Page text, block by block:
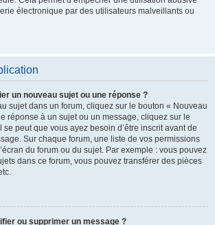
électronique par des utilisateurs malveillants ou
un nouveau sujet ou une réponse ?
sujet dans un forum, cliquez sur le bouton « Nouveau
réponse à un sujet ou un message, cliquez sur le
se peut que vous ayez besoin d’être inscrit avant de
Sur chaque forum, une liste de vos permissions
du forum ou du sujet. Par exemple : vous pouvez
dans ce forum, vous pouvez transférer des pièces
ou supprimer un message ?